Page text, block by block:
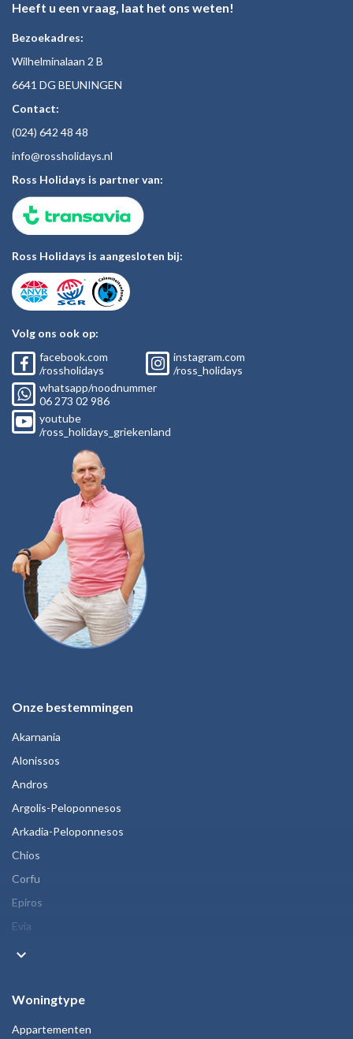
Heeft u een vraag, laat het ons weten!
Bezoekadres:
Wilhelminalaan 2 B
6641 DG BEUNINGEN
Contact:
(024) 642 48 48
info@rossholidays.nl
Ross Holidays is partner van:
Ross Holidays is aangesloten bij:
Volg ons ook op:
facebook.com
/rossholidays
instagram.com
/ross_holidays
whatsapp/noodnummer
06 273 02 986
youtube
/ross_holidays_griekenland
Onze bestemmingen
Akarnania
Alonissos
Andros
Argolis-Peloponnesos
Arkadia-Peloponnesos
Chios
Corfu
Epiros
Evia
keyboard_arrow_down
Woningtype
Appartementen